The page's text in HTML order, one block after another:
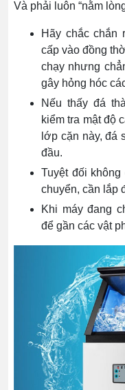
Và phải luôn “nằm
Hãy chắc chắn
cấp vào đồng
chạy nhưng
gây hỏng hóc
Nếu thấy đá
kiểm tra mật độ
lớp cặn này, đá
đầu.
Tuyệt đối
chuyển, cần lắp
Khi máy đang
để gần các vật